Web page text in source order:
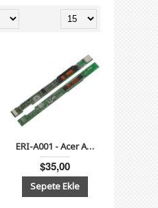
ERI-A001 - Acer Aspire 5610 Notebook İnverter Board
$35,00